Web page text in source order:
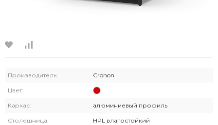
Производитель: Cronon
Цвет:
Каркас: алюминиевый профиль
Столешница: HPL влагостойкий